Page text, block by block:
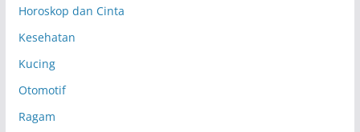
Horoskop dan Cinta
Kesehatan
Kucing
Otomotif
Ragam